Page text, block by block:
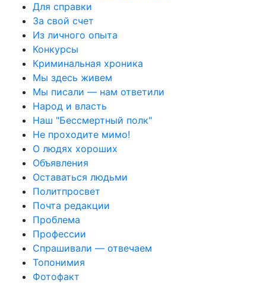
Для справки
За свой счет
Из личного опыта
Конкурсы
Криминальная хроника
Мы здесь живем
Мы писали — нам ответили
Народ и власть
Наш "Бессмертный полк"
Не проходите мимо!
О людях хороших
Объявления
Оставаться людьми
Политпросвет
Почта редакции
Проблема
Профессии
Спрашивали — отвечаем
Топонимия
Фотофакт